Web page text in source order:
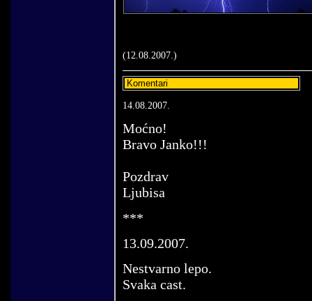
(12. 08 .2007 .)
Komentari
14.08.2007.
Moćno!
Bravo Janko!!!
Pozdrav
Ljubisa
***
13.09.2007.
Nestvarno lepo.
Svaka cast.